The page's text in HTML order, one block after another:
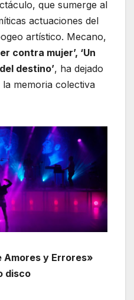
que sumerge al
actuaciones del
artístico. Mecano,
contra mujer’, ‘Un
destino’, ha dejado
memoria colectiva
Amores y Errores»
disco